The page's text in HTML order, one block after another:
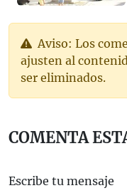
Aviso: Los
ajusten al
ser eliminados.
COMENTA
Escribe tu mensaje